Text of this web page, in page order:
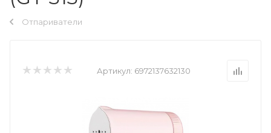
Отпариватели
Артикул: 6972137632130